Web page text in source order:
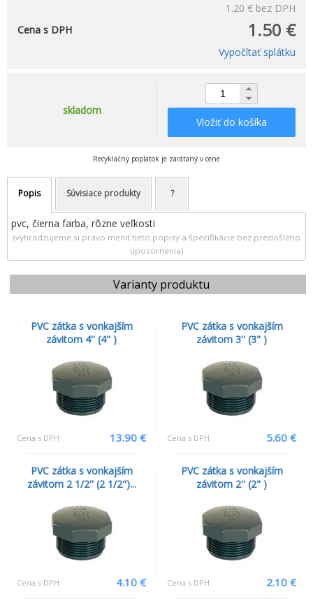
1.20 € bez DPH
1.50 €
Cena s DPH
Vypočítať splátku
skladom
Vložiť do košíka
Recyklačný poplatok je zarátaný v cene
Popis Súvisiace produkty ?
pvc, čierna farba, rôzne veľkosti
(vyhradzujeme si právo meniť tieto popisy a špecifikácie bez predošlého
upozornenia)
Varianty produktu
PVC zátka s vonkajším
závitom 4'' (4" )
Cena s DPH 13.90 €
PVC zátka s vonkajším
závitom 3'' (3" )
Cena s DPH 5.60 €
PVC zátka s vonkajším
závitom 2 1/2'' (2 1/2")...
Cena s DPH 4.10 €
PVC zátka s vonkajším
závitom 2'' (2" )
Cena s DPH 2.10 €